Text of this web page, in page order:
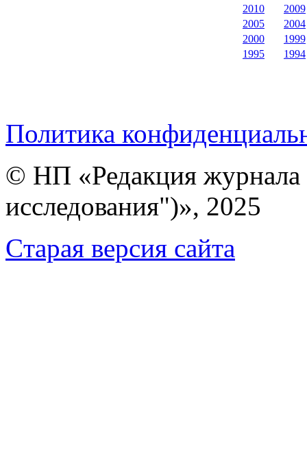
2010
2009
2005
2004
2000
1999
1995
1994
Политика
© НП «Редакция
исследования")», 2025
Cтарая версия сайта